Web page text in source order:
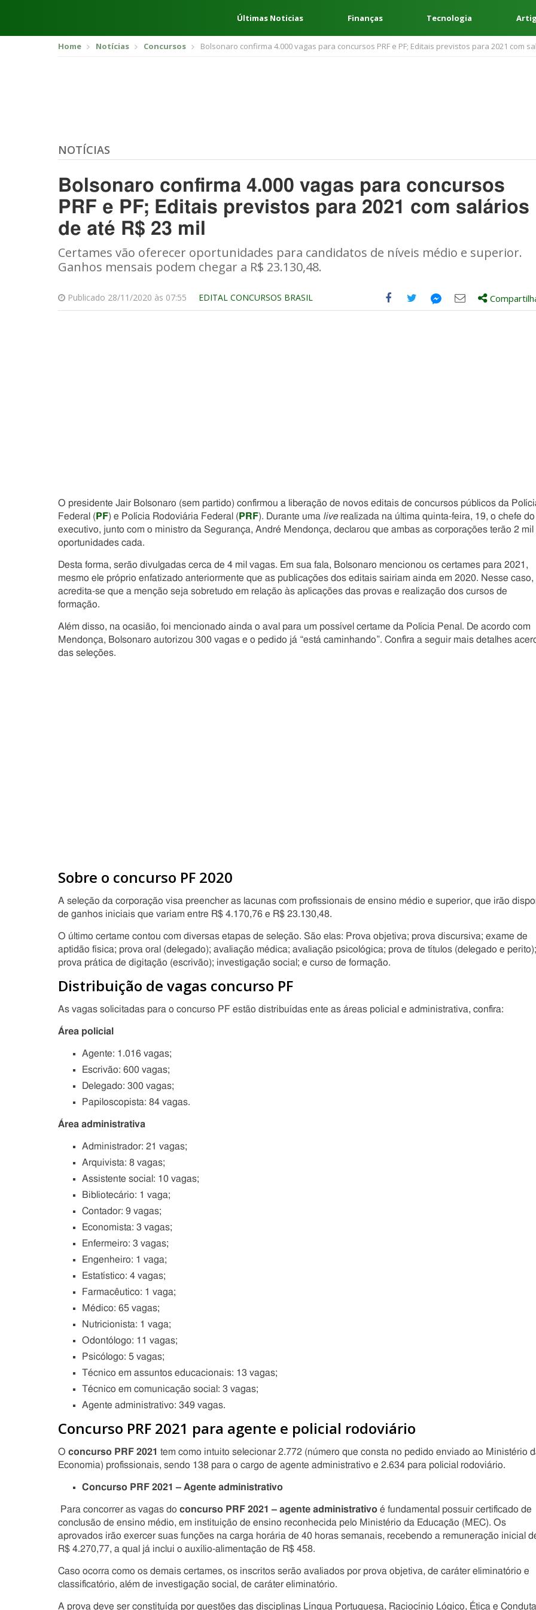
Últimas Noticias Finanças Tecnologia
Home Notícias Concursos Bolsonaro confirma 4.000 vagas para concursos PRF e PF; Editais previstos para 2021 com
NOTÍCIAS
Bolsonaro confirma 4.000 vagas para concursos
PRF e PF; Editais previstos para 2021 com salários
de até R$ 23 mil
Certames vão oferecer oportunidades para candidatos de níveis médio e superior.
Ganhos mensais podem chegar a R$ 23.130,48.
Publicado 28/11/2020 às 07:55 EDITAL CONCURSOS BRASIL
Compartilhe
CompartilheCompartilhe
O presidente Jair Bolsonaro (sem partido) confirmou a liberação de novos editais de concursos públicos da
Federal ( PF) e Polícia Rodoviária Federal ( PRF). Durante uma liverealizada na última quinta-feira, 19, o chefe do
executivo, junto com o ministro da Segurança, André Mendonça, declarou que ambas as corporações terão 2 mil
oportunidades cada.
Desta forma, serão divulgadas cerca de 4 mil vagas. Em sua fala, Bolsonaro mencionou os certames para 2021,
mesmo ele próprio enfatizado anteriormente que as publicações dos editais sairiam ainda em 2020. Nesse caso,
acredita-se que a menção seja sobretudo em relação às aplicações das provas e realização dos cursos de
formação.
Além disso, na ocasião, foi mencionado ainda o aval para um possível certame da Polícia Penal. De acordo com
Mendonça, Bolsonaro autorizou 300 vagas e o pedido já “está caminhando”. Confira a seguir mais detalhes
das seleções.
Sobre o concurso PF 2020
A seleção da corporação visa preencher as lacunas com profissionais de ensino médio e superior, que irão
de ganhos iniciais que variam entre R$ 4.170,76 e R$ 23.130,48.
O último certame contou com diversas etapas de seleção. São elas: Prova objetiva; prova discursiva; exame de
aptidão física; prova oral (delegado); avaliação médica; avaliação psicológica; prova de títulos (delegado e perito);
prova prática de digitação (escrivão); investigação social; e curso de formação.
Distribuição de vagas concurso PF
As vagas solicitadas para o concurso PF estão distribuídas ente as áreas policial e administrativa, confira:
Área policial
Agente: 1.016 vagas;
Escrivão: 600 vagas;
Delegado: 300 vagas;
Papiloscopista: 84 vagas.
Área administrativa
Administrador: 21 vagas;
Arquivista: 8 vagas;
Assistente social: 10 vagas;
Bibliotecário: 1 vaga;
Contador: 9 vagas;
Economista: 3 vagas;
Enfermeiro: 3 vagas;
Engenheiro: 1 vaga;
Estatístico: 4 vagas;
Farmacêutico: 1 vaga;
Médico: 65 vagas;
Nutricionista: 1 vaga;
Odontólogo: 11 vagas;
Psicólogo: 5 vagas;
Técnico em assuntos educacionais: 13 vagas;
Técnico em comunicação social: 3 vagas;
Agente administrativo: 349 vagas.
Concurso PRF 2021 para agente e policial rodoviário
O concurso PRF 2021 tem como intuito selecionar 2.772 (número que consta no pedido enviado ao Ministério
Economia) profissionais, sendo 138 para o cargo de agente administrativo e 2.634 para policial rodoviário.
Concurso PRF 2021 – Agente administrativo
Para concorrer as vagas do concurso PRF 2021 – agente administrativo é fundamental possuir certificado de
conclusão de ensino médio, em instituição de ensino reconhecida pelo Ministério da Educação (MEC). Os
aprovados irão exercer suas funções na carga horária de 40 horas semanais, recebendo a remuneração inicial
R$ 4.270,77, a qual já inclui o auxílio-alimentação de R$ 458.
Caso ocorra como os demais certames, os inscritos serão avaliados por prova objetiva, de caráter eliminatório e
classificatório, além de investigação social, de caráter eliminatório.
A prova deve ser constituída por questões das disciplinas Língua Portuguesa, Raciocínio Lógico, Ética e Conduta